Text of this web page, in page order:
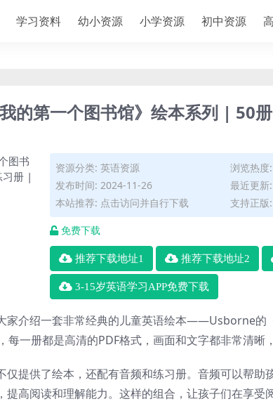
学习资料 幼小资源 小学资源 初中资源
的第一个图书馆》绘本系列 | 50
资源分类: 英语资源
浏览热度
发布时间: 2024-11-26
最近更
本站推荐: 点击访问并自行下载
支持正版
免费下载
推荐下载地址1 推荐下载地址2
3-15岁英语学习APP免费下载
家介绍一套非常经典的儿童英语绘本——Usborne的
一册都是高清的PDF格式，画面和文字都非常清晰
仅提供了绘本，还配有音频和练习册。音频可以帮助
提高阅读和理解能力。这样的组合，让孩子们在享受